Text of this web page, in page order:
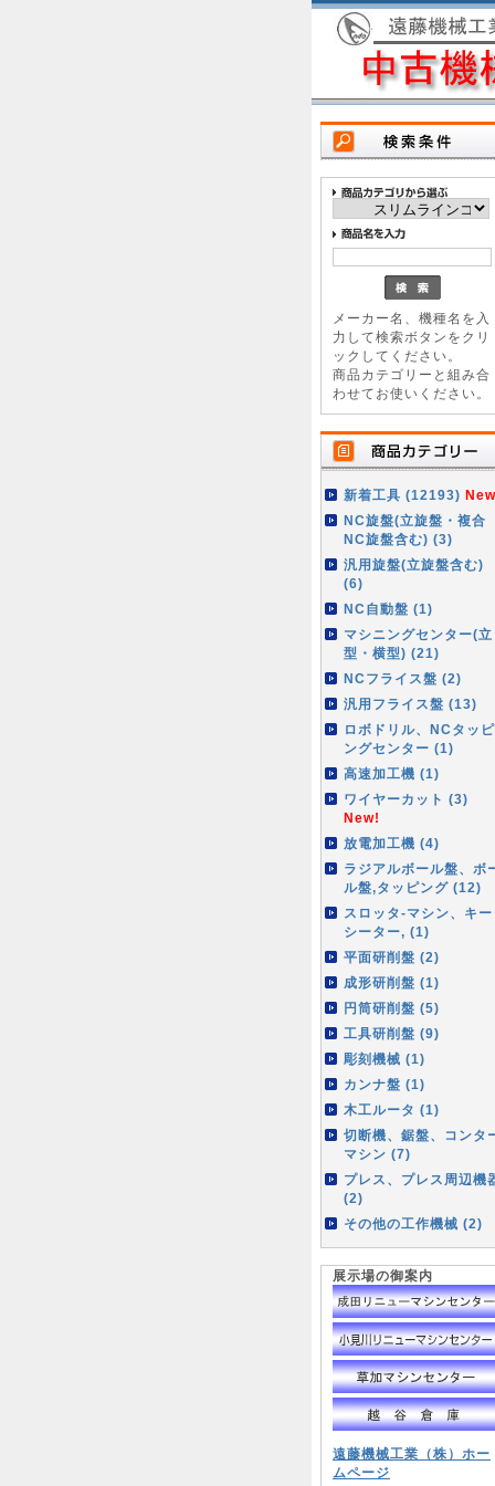
メーカー名、機種名を入
力して検索ボタンをクリ
ックしてください。
商品カテゴリーと組み合
わせてお使いください。
新着工具 (12193)
NC旋盤(立旋盤・複合
NC旋盤含む) (3)
汎用旋盤(立旋盤含む)
(6)
NC自動盤 (1)
マシニングセンター(立
型・横型) (21)
NCフライス盤 (2)
汎用フライス盤 (13)
ロボドリル、NCタッピ
ングセンター (1)
高速加工機 (1)
ワイヤーカット (3)
New!
放電加工機 (4)
ラジアルボール盤、ボ
ル盤,タッピング (12)
スロッタ-マシン、キー
シーター, (1)
平面研削盤 (2)
成形研削盤 (1)
円筒研削盤 (5)
工具研削盤 (9)
彫刻機械 (1)
カンナ盤 (1)
木工ルータ (1)
切断機、鋸盤、コンタ
マシン (7)
プレス、プレス周辺機
(2)
その他の工作機械 (2)
展示場の御案内
遠藤機械工業（株）ホー
ムページ